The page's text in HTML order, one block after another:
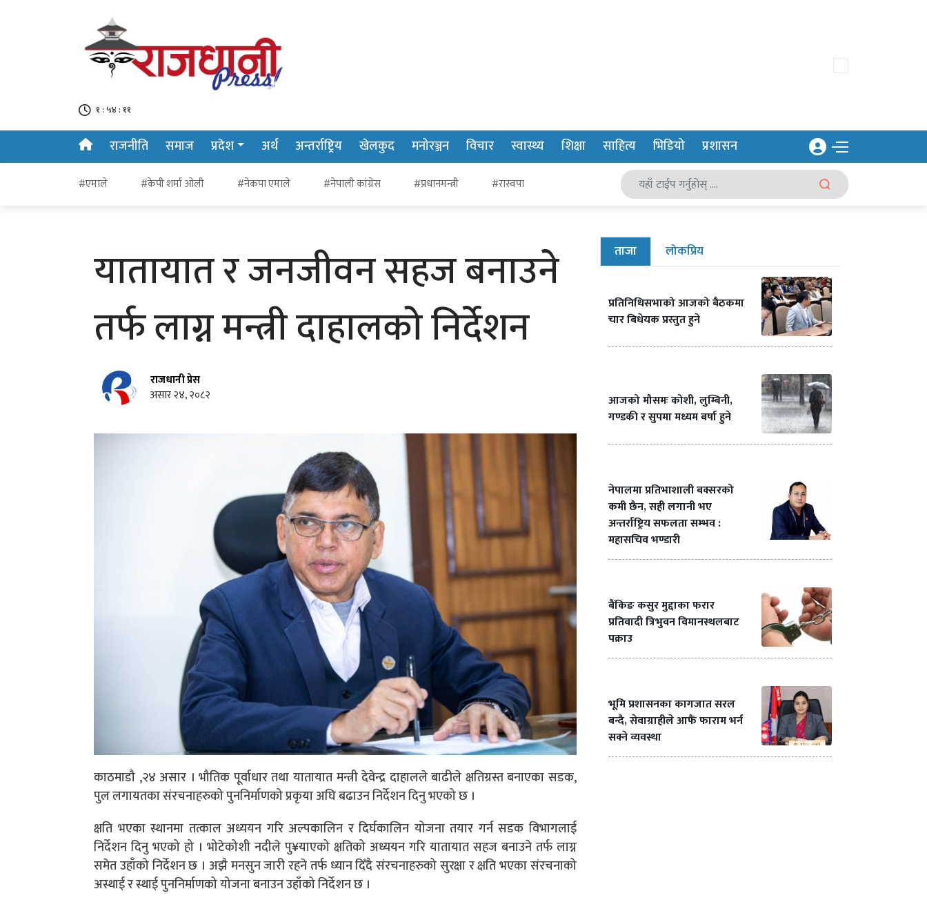
१ : ५४ : १२
राजनीति समाज प्रदेश अर्थ अन्तर्राष्ट्रिय खेलकुद मनोरञ्जन विचार स्वास्थ्य शिक्षा साहित्य भिडियो प्रशासन
#एमाले #केपी शर्मा ओली #नेकपा एमाले #नेपाली कांग्रेस #प्रधानमन्त्री #रास्वपा
यातायात र जनजीवन सहज बनाउने
तर्फ लाग्न मन्त्री दाहालको निर्देशन
राजधानी प्रेस
असार २४, २०८२
काठमाडौ ,२४ असार । भौतिक पूर्वाधार तथा यातायात मन्त्री देवेन्द्र दाहालले बाढीले क्षतिग्रस्त बनाएका सडक,
पुल लगायतका संरचनाहरुको पुननिर्माणको प्रकृया अघि बढाउन निर्देशन दिनु भएको छ ।
क्षति भएका स्थानमा तत्काल अध्ययन गरि अल्पकालिन र दिर्घकालिन योजना तयार गर्न सडक विभागलाई
निर्देशन दिनु भएको हो । भोटेकोशी नदीले पु¥याएको क्षतिको अध्ययन गरि यातायात सहज बनाउने तर्फ लाग्न
समेत उहाँको निर्देशन छ । अझै मनसुन जारी रहने तर्फ ध्यान दिँदै संरचनाहरुको सुरक्षा र क्षति भएका संरचनाको
अस्थाई र स्थाई पुननिर्माणको योजना बनाउन उहाँको निर्देशन छ ।
ताजा लोकप्रिय
प्रतिनिधिसभाको आजको बैठकमा
चार बिधेयक प्रस्तुत हुने
आजको मौसमः कोशी, लुम्बिनी,
गण्डकी र सुपमा मध्यम बर्षा हुने
नेपालमा प्रतिभाशाली बक्सरको
कमी छैन, सही लगानी भए
अन्तर्राष्ट्रिय सफलता सम्भव :
महासचिव भण्डारी
बैंकिङ कसुर मुद्दाका फरार
प्रतिवादी त्रिभुवन विमानस्थलबाट
पक्राउ
भूमि प्रशासनका कागजात सरल
बन्दै, सेवाग्राहीले आफैं फाराम भर्न
सक्ने व्यवस्था